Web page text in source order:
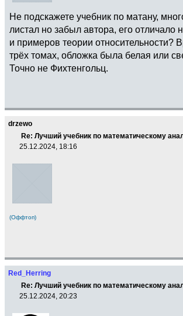
Не подскажете учебник по матану,
листал но забыл автора, его отличало
и примеров теории относительности?
трёх томах, обложка была белая или
Точно не Фихтенгольц.
drzewo
Re: Лучший учебник по математическому
25.12.2024, 18:16
(Оффтоп)
Red_Herring
Re: Лучший учебник по математическому
25.12.2024, 20:23